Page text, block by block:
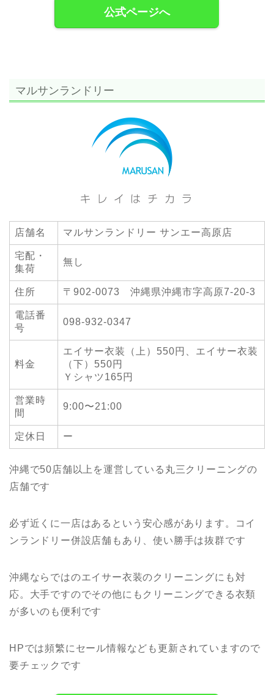
公式ページへ
マルサンランドリー
店舗名 マルサンランドリー サンエー高原店
宅配・
集荷
無し
住所 〒902-0073 沖縄県沖縄市字高原7-20-3
電話番
号
098-932-0347
料金
エイサー衣装（上）550円、エイサー衣装
（下）550円
Ｙシャツ165円
営業時
間
9:00〜21:00
定休日 ー
沖縄で50店舗以上を運営している丸三クリーニングの
店舗です
必ず近くに一店はあるという安心感があります。コイ
ンランドリー併設店舗もあり、使い勝手は抜群です
沖縄ならではのエイサー衣装のクリーニングにも対
応。大手ですのでその他にもクリーニングできる衣類
が多いのも便利です
HPでは頻繁にセール情報なども更新されていますので
要チェックです